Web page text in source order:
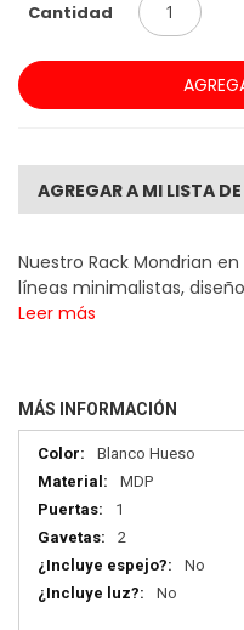
Cantidad
AGREGAR A MI LISTA
Nuestro Rack Mondrian
líneas minimalistas,
Leer más
MÁS INFORMACIÓN
Más
información
Blanco Hueso
MDP
1
2
No
No